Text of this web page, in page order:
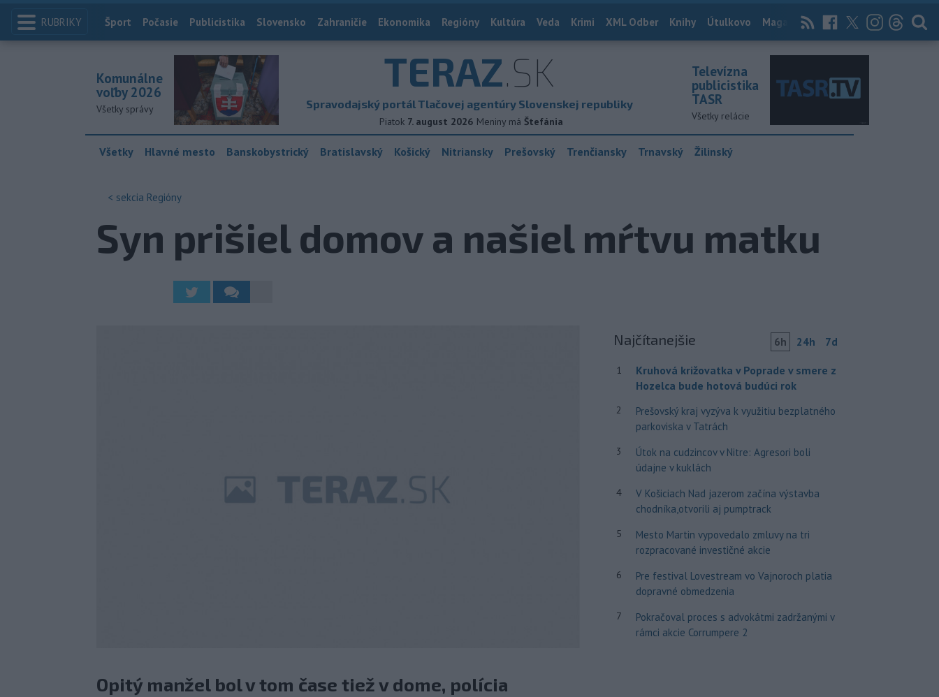
RUBRIKY Index
Šport Počasie Publicistika Slovensko Zahraničie Ekonomika Regióny Kultúra Veda Krimi XML Odber Knihy Útulkovo Magazín News Now Archív
TERAZ.SK
Spravodajský portál Tlačovej agentúry Slovenskej republiky
Piatok 7. august 2026 Meniny má Štefánia
Komunálne
voľby 2026
Všetky správy
Televízna
publicistika
TASR
Všetky relácie
Všetky Hlavné mesto Banskobystrický Bratislavský Košický Nitriansky Prešovský Trenčiansky Trnavský Žilinský
< sekcia Regióny
Syn prišiel domov a našiel mŕtvu matku
Opitý manžel bol v tom čase tiež v dome, polícia
Najčítanejšie 6h 24h 7d
1
Kruhová križovatka v Poprade v smere z
Hozelca bude hotová budúci rok
2
Prešovský kraj vyzýva k využitiu bezplatného
parkoviska v Tatrách
3
Útok na cudzincov v Nitre: Agresori boli
údajne v kuklách
4
V Košiciach Nad jazerom začína výstavba
chodníka,otvorili aj pumptrack
5
Mesto Martin vypovedalo zmluvy na tri
rozpracované investičné akcie
6
Pre festival Lovestream vo Vajnoroch platia
dopravné obmedzenia
7
Pokračoval proces s advokátmi zadržanými v
rámci akcie Corrumpere 2